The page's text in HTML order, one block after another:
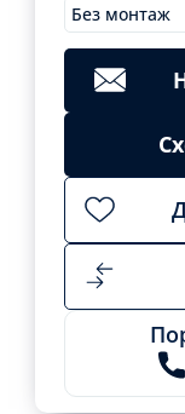
Без монтаж
Монтажи
3885,31€/
лв.